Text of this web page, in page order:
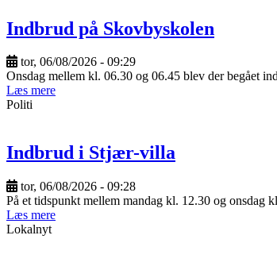
Indbrud på Skovbyskolen
tor, 06/08/2026 - 09:29
Onsdag mellem kl. 06.30 og 06.45 blev der begået
Læs mere
Politi
Indbrud i Stjær-villa
tor, 06/08/2026 - 09:28
På et tidspunkt mellem mandag kl. 12.30 og onsdag
Læs mere
Lokalnyt